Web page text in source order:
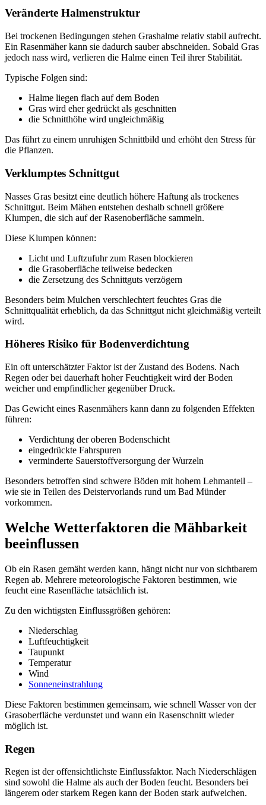
Veränderte Halmenstruktur
Bei trockenen Bedingungen stehen Grashalme relativ stabil aufrecht.
Ein Rasenmäher kann sie dadurch sauber abschneiden. Sobald Gras
jedoch nass wird, verlieren die Halme einen Teil ihrer Stabilität.
Typische Folgen sind:
Halme liegen flach auf dem Boden
Gras wird eher gedrückt als geschnitten
die Schnitthöhe wird ungleichmäßig
Das führt zu einem unruhigen Schnittbild und erhöht den Stress für
die Pflanzen.
Verklumptes Schnittgut
Nasses Gras besitzt eine deutlich höhere Haftung als trockenes
Schnittgut. Beim Mähen entstehen deshalb schnell größere
Klumpen, die sich auf der Rasenoberfläche sammeln.
Diese Klumpen können:
Licht und Luftzufuhr zum Rasen blockieren
die Grasoberfläche teilweise bedecken
die Zersetzung des Schnittguts verzögern
Besonders beim Mulchen verschlechtert feuchtes Gras die
Schnittqualität erheblich, da das Schnittgut nicht gleichmäßig verteilt
wird.
Höheres Risiko für Bodenverdichtung
Ein oft unterschätzter Faktor ist der Zustand des Bodens. Nach
Regen oder bei dauerhaft hoher Feuchtigkeit wird der Boden
weicher und empfindlicher gegenüber Druck.
Das Gewicht eines Rasenmähers kann dann zu folgenden Effekten
führen:
Verdichtung der oberen Bodenschicht
eingedrückte Fahrspuren
verminderte Sauerstoffversorgung der Wurzeln
Besonders betroffen sind schwere Böden mit hohem Lehmanteil –
wie sie in Teilen des Deistervorlands rund um Bad Münder
vorkommen.
Welche Wetterfaktoren die Mähbarkeit
beeinflussen
Ob ein Rasen gemäht werden kann, hängt nicht nur von sichtbarem
Regen ab. Mehrere meteorologische Faktoren bestimmen, wie
feucht eine Rasenfläche tatsächlich ist.
Zu den wichtigsten Einflussgrößen gehören:
Niederschlag
Luftfeuchtigkeit
Taupunkt
Temperatur
Wind
Sonneneinstrahlung
Diese Faktoren bestimmen gemeinsam, wie schnell Wasser von der
Grasoberfläche verdunstet und wann ein Rasenschnitt wieder
möglich ist.
Regen
Regen ist der offensichtlichste Einflussfaktor. Nach Niederschlägen
sind sowohl die Halme als auch der Boden feucht. Besonders bei
längerem oder starkem Regen kann der Boden stark aufweichen.